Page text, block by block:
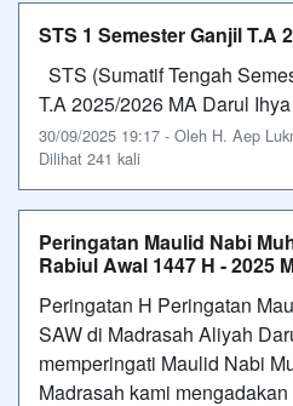
STS 1 Semester Ganjil T.A
STS (Sumatif Tengah
T.A 2025/2026 MA Darul
30/09/2025 19:17 - Oleh H. Aep
Dilihat 241 kali
Peringatan Maulid Nabi
Rabiul Awal 1447 H - 2025
Peringatan H Peringatan
SAW di Madrasah Aliyah
memperingati Maulid Nabi
Madrasah kami